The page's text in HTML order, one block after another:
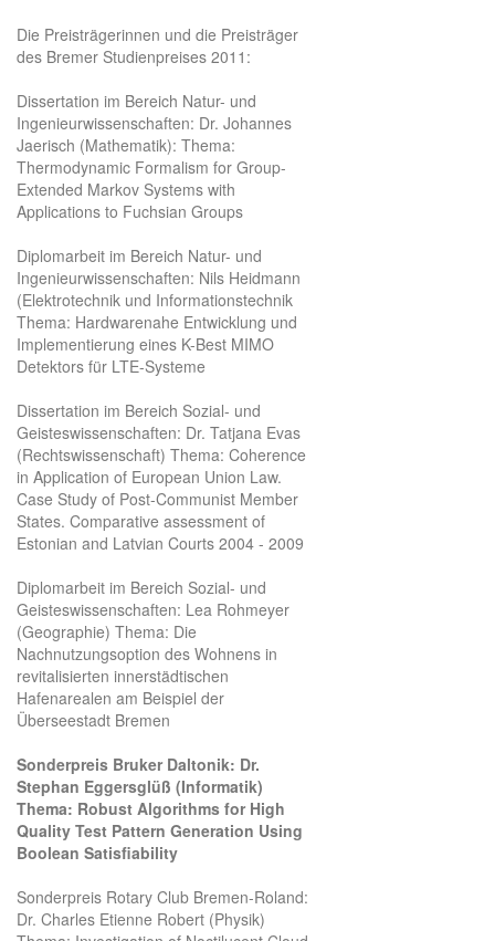
Die Preisträgerinnen und die Preisträger
des Bremer Studienpreises 2011:
Dissertation im Bereich Natur- und
Ingenieurwissenschaften: Dr. Johannes
Jaerisch (Mathematik): Thema:
Thermodynamic Formalism for Group-
Extended Markov Systems with
Applications to Fuchsian Groups
Diplomarbeit im Bereich Natur- und
Ingenieurwissenschaften: Nils Heidmann
(Elektrotechnik und Informationstechnik
Thema: Hardwarenahe Entwicklung und
Implementierung eines K-Best MIMO
Detektors für LTE-Systeme
Dissertation im Bereich Sozial- und
Geisteswissenschaften: Dr. Tatjana Evas
(Rechtswissenschaft) Thema: Coherence
in Application of European Union Law.
Case Study of Post-Communist Member
States. Comparative assessment of
Estonian and Latvian Courts 2004 - 2009
Diplomarbeit im Bereich Sozial- und
Geisteswissenschaften: Lea Rohmeyer
(Geographie) Thema: Die
Nachnutzungsoption des Wohnens in
revitalisierten innerstädtischen
Hafenarealen am Beispiel der
Überseestadt Bremen
Sonderpreis Bruker Daltonik: Dr.
Stephan Eggersglüß (Informatik)
Thema: Robust Algorithms for High
Quality Test Pattern Generation Using
Boolean Satisfiability
Sonderpreis Rotary Club Bremen-Roland:
Dr. Charles Etienne Robert (Physik)